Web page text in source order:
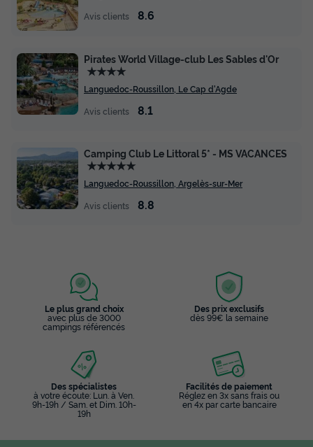
Avis clients
8.6
Pirates World Village-club Les Sables d'Or
★★★★
Languedoc-Roussillon, Le Cap d'Agde
Avis clients
8.1
Camping Club Le Littoral 5* - MS VACANCES
★★★★★
Languedoc-Roussillon, Argelès-sur-Mer
Avis clients
8.8
Le plus grand choix
avec plus de 3000
campings référencés
Des prix exclusifs
dès 99€ la semaine
Des spécialistes
à votre écoute: Lun. à Ven.
9h-19h / Sam. et Dim. 10h-
19h
Facilités de paiement
Réglez en 3x sans frais ou
en 4x par carte bancaire